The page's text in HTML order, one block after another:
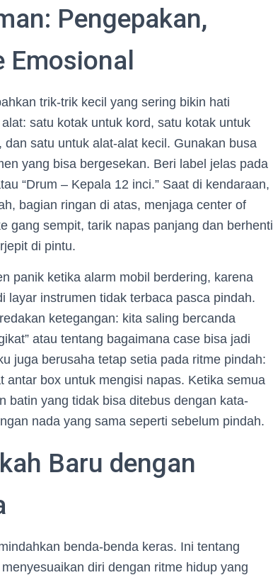
Pengepakan,
Emosional
trik-trik kecil yang sering bikin hati
satu kotak untuk kord, satu kotak untuk
satu untuk alat-alat kecil. Gunakan busa
yang bisa bergesekan. Beri label jelas pada
“Drum – Kepala 12 inci.” Saat di kendaraan,
bagian ringan di atas, menjaga center of
gang sempit, tarik napas panjang dan berhenti
di pintu.
panik ketika alarm mobil berdering, karena
layar instrumen tidak terbaca pasca pindah.
ketegangan: kita saling bercanda
atau tentang bagaimana case bisa jadi
juga berusaha tetap setia pada ritme pindah:
box untuk mengisi napas. Ketika semua
batin yang tidak bisa ditebus dengan kata-
nada yang sama seperti sebelum pindah.
Baru dengan
benda-benda keras. Ini tentang
diri dengan ritme hidup yang